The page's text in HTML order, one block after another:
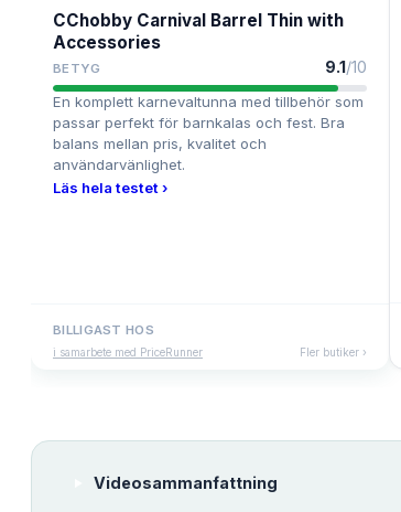
CChobby Carnival Barrel Thin with
Accessories
BETYG 9.1/10
En komplett karnevaltunna med tillbehör som
passar perfekt för barnkalas och fest. Bra
balans mellan pris, kvalitet och
användarvänlighet.
Läs hela testet ›
BILLIGAST HOS
i samarbete med PriceRunner Fler butiker ›
Videosammanfattning